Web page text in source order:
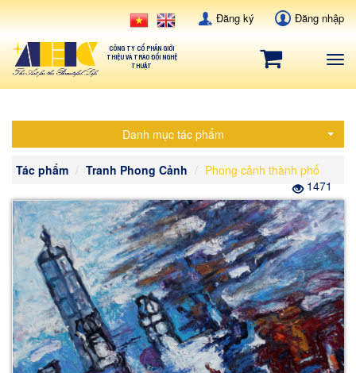
Đăng ký Đăng nhập
CÔNG TY CỔ PHẦN GIỚI
THIỆU VÀ TRAO ĐỔI NGHỆ
THUẬT
Danh mục tác phẩm
Tác phẩm Tranh Phong Cảnh
Phong cảnh thành phố
1471